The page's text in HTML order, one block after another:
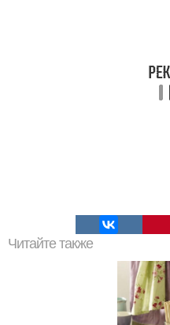
Читайте также